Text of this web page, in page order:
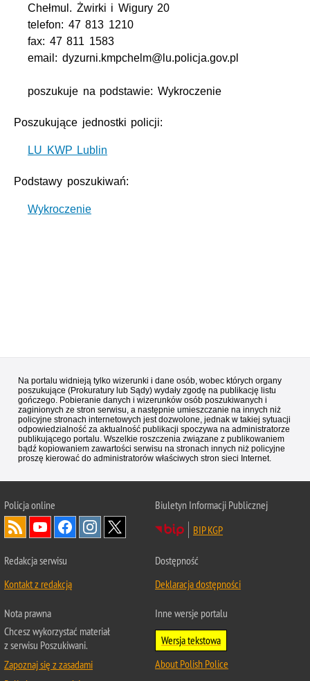
Chełmul. Żwirki i Wigury 20
telefon: 47 813 1210
fax: 47 811 1583
email: dyzurni.kmpchelm@lu.policja.gov.pl
poszukuje na podstawie: Wykroczenie
Poszukujące jednostki policji:
LU KWP Lublin
Podstawy poszukiwań:
Wykroczenie
Na portalu widnieją tylko wizerunki i dane osób, wobec których organy
poszukujące (Prokuratury lub Sądy) wydały zgodę na publikację listu
gończego. Pobieranie danych i wizerunków osób poszukiwanych i
zaginionych ze stron serwisu, a następnie umieszczanie na innych niż
policyjne stronach internetowych jest dozwolone, jednak w takiej sytuacji
odpowiedzialność za aktualność publikacji spoczywa na administratorze
publikującego portalu. Wszelkie roszczenia związane z publikowaniem
bądź kopiowaniem zawartości serwisu na stronach innych niż policyjne
proszę kierować do administratorów właściwych stron sieci Internet.
Policjaonline
Biuletyn Informacji Publicznej
BIP KGP
Redakcja serwisu
Kontakt z redakcją
Dostępność
Deklaracja dostępności
Nota prawna
Chcesz wykorzystać materiał
z serwisu Poszukiwani.
Zapoznaj się z zasadami
Inne wersje portalu
Wersja tekstowa
About Polish Police